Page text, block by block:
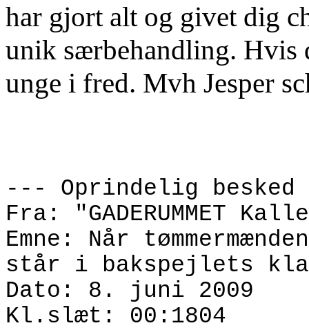
har gjort alt og givet dig
unik særbehandling. Hvis
unge i fred. Mvh Jesper
--- Oprindelig
Fra: "GADERUMMET
Emne: Når
står i bakspejlets
Dato: 8. juni 2009
Kl.slæt: 00:1804